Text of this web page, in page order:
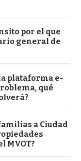
por el que
general de
plataforma e-
qué
a Ciudad
MVOT?